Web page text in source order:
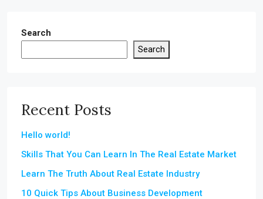
Search
Search
Recent Posts
Hello world!
Skills That You Can Learn In The Real Estate Market
Learn The Truth About Real Estate Industry
10 Quick Tips About Business Development